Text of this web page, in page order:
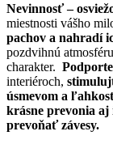
Nevinnosť –
miestnosti vášho
pachov a nahradí
pozdvihnú
charakter.
interiéroch,
úsmevom a
krásne prevonia aj
prevoňať závesy.